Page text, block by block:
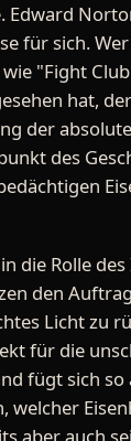
Edward
für sich.
"Fight
hat,
der
des
die Rolle
den
Licht zu
für die
fügt sich so
welcher